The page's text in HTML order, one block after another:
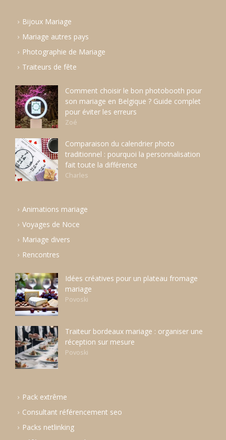
Bijoux Mariage
Mariage autres pays
Photographie de Mariage
Traiteurs de fête
Comment choisir le bon photobooth pour
son mariage en Belgique ? Guide complet
pour éviter les erreurs
Zoé
Comparaison du calendrier photo
traditionnel : pourquoi la personnalisation
fait toute la différence
Charles
Animations mariage
Voyages de Noce
Mariage divers
Rencontres
Idées créatives pour un plateau fromage
mariage
Povoski
Traiteur bordeaux mariage : organiser une
réception sur mesure
Povoski
Pack extrême
Consultant référencement seo
Packs netlinking